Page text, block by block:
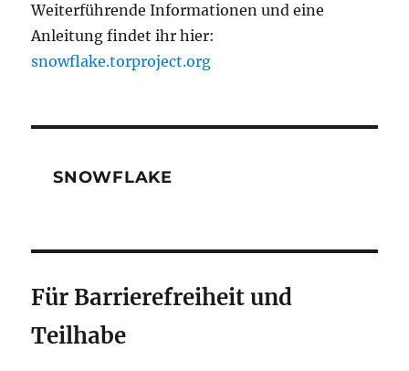
Weiterführende Informationen und eine
Anleitung findet ihr hier:
snowflake.torproject.org
SNOWFLAKE
Für Barrierefreiheit und
Teilhabe